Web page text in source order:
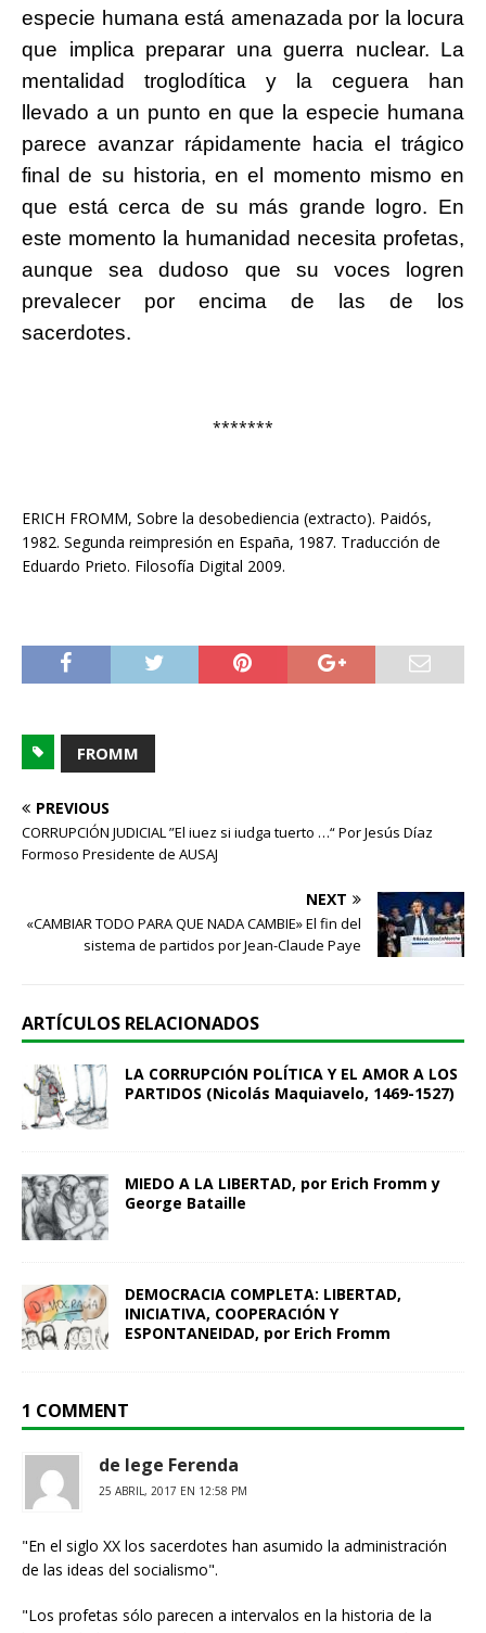
especie humana está amenazada por la locura
que implica preparar una guerra nuclear. La
mentalidad troglodítica y la ceguera han
llevado a un punto en que la especie humana
parece avanzar rápidamente hacia el trágico
final de su historia, en el momento mismo en
que está cerca de su más grande logro. En
este momento la humanidad necesita profetas,
aunque sea dudoso que su voces logren
prevalecer por encima de las de los
sacerdotes.
*******
ERICH FROMM, Sobre la desobediencia (extracto). Paidós,
1982. Segunda reimpresión en España, 1987. Traducción de
Eduardo Prieto. Filosofía Digital 2009.
FROMM
PREVIOUS
CORRUPCIÓN JUDICIAL ”El iuez si iudga tuerto …“ Por Jesús Díaz
Formoso Presidente de AUSAJ
NEXT
«CAMBIAR TODO PARA QUE NADA CAMBIE» El fin del
sistema de partidos por Jean-Claude Paye
ARTÍCULOS RELACIONADOS
LA CORRUPCIÓN POLÍTICA Y EL AMOR A LOS
PARTIDOS (Nicolás Maquiavelo, 1469-1527)
MIEDO A LA LIBERTAD, por Erich Fromm y
George Bataille
DEMOCRACIA COMPLETA: LIBERTAD,
INICIATIVA, COOPERACIÓN Y
ESPONTANEIDAD, por Erich Fromm
1 COMMENT
de lege Ferenda
25 ABRIL, 2017 EN 12:58 PM
"En el siglo XX los sacerdotes han asumido la administración
de las ideas del socialismo".
"Los profetas sólo parecen a intervalos en la historia de la